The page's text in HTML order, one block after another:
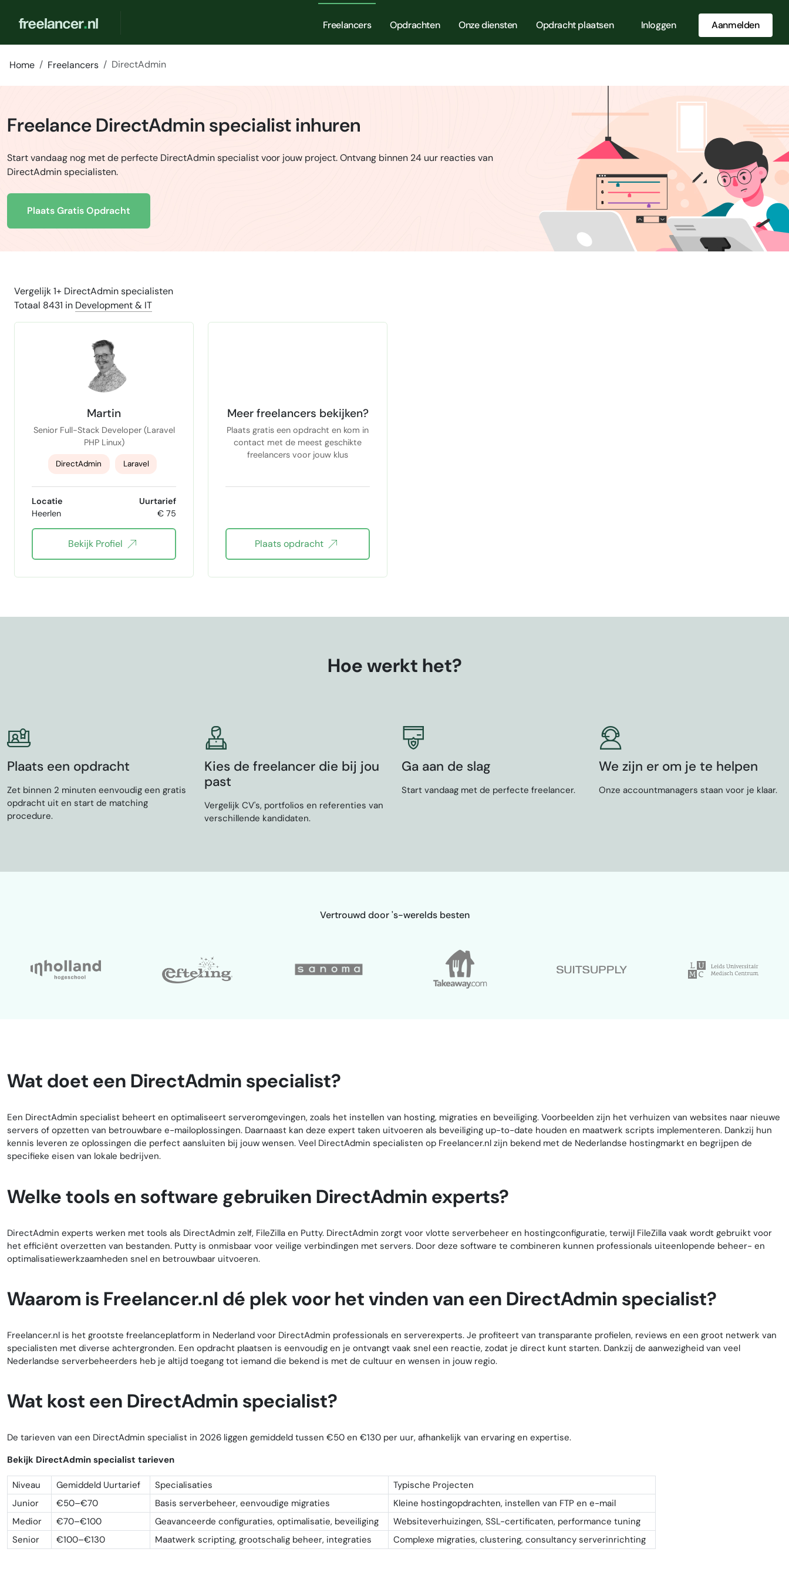
Freelancers Opdrachten Onze diensten Opdracht plaatsen Inloggen Aanmelden
Home Freelancers DirectAdmin
Freelance DirectAdmin specialist inhuren
Start vandaag nog met de perfecte DirectAdmin specialist voor jouw project. Ontvang binnen 24 uur reacties van
DirectAdmin specialisten.
Plaats Gratis Opdracht
Vergelijk 1+ DirectAdmin specialisten
Totaal 8431 in Development & IT
Martin
Senior Full-Stack Developer (Laravel
PHP Linux)
DirectAdmin Laravel
Linux Server Administration
MySQL MariaDB Filament
Locatie
Heerlen
Uurtarief
€ 75
Bekijk Profiel
Meer freelancers bekijken?
Plaats gratis een opdracht en kom in
contact met de meest geschikte
freelancers voor jouw klus
Plaats opdracht
Hoe werkt het?
Plaats een opdracht
Zet binnen 2 minuten eenvoudig een gratis
opdracht uit en start de matching
procedure.
Kies de freelancer die bij jou
past
Vergelijk CV's, portfolios en referenties van
verschillende kandidaten.
Ga aan de slag
Start vandaag met de perfecte freelancer.
We zijn er om je te helpen
Onze accountmanagers staan voor je klaar.
Vertrouwd door 's-werelds besten
Wat doet een DirectAdmin specialist?
Een DirectAdmin specialist beheert en optimaliseert serveromgevingen, zoals het instellen van hosting, migraties en beveiliging. Voorbeelden zijn het verhuizen van websites naar nieuwe
servers of opzetten van betrouwbare e-mailoplossingen. Daarnaast kan deze expert taken uitvoeren als beveiliging up-to-date houden en maatwerk scripts implementeren. Dankzij hun
kennis leveren ze oplossingen die perfect aansluiten bij jouw wensen. Veel DirectAdmin specialisten op Freelancer.nl zijn bekend met de Nederlandse hostingmarkt en begrijpen de
specifieke eisen van lokale bedrijven.
Welke tools en software gebruiken DirectAdmin experts?
DirectAdmin experts werken met tools als DirectAdmin zelf, FileZilla en Putty. DirectAdmin zorgt voor vlotte serverbeheer en hostingconfiguratie, terwijl FileZilla vaak wordt gebruikt voor
het efficiënt overzetten van bestanden. Putty is onmisbaar voor veilige verbindingen met servers. Door deze software te combineren kunnen professionals uiteenlopende beheer- en
optimalisatiewerkzaamheden snel en betrouwbaar uitvoeren.
Waarom is Freelancer.nl dé plek voor het vinden van een DirectAdmin specialist?
Freelancer.nl is het grootste freelanceplatform in Nederland voor DirectAdmin professionals en serverexperts. Je profiteert van transparante profielen, reviews en een groot netwerk van
specialisten met diverse achtergronden. Een opdracht plaatsen is eenvoudig en je ontvangt vaak snel een reactie, zodat je direct kunt starten. Dankzij de aanwezigheid van veel
Nederlandse serverbeheerders heb je altijd toegang tot iemand die bekend is met de cultuur en wensen in jouw regio.
Wat kost een DirectAdmin specialist?
De tarieven van een DirectAdmin specialist in 2026 liggen gemiddeld tussen €50 en €130 per uur, afhankelijk van ervaring en expertise.
Bekijk DirectAdmin specialist tarieven
Niveau Gemiddeld Uurtarief Specialisaties
Typische Projecten
Junior
€50–€70 Basis serverbeheer, eenvoudige migraties
Kleine hostingopdrachten, instellen van FTP en e-mail
Medior
€70–€100 Geavanceerde configuraties, optimalisatie, beveiliging
Websiteverhuizingen, SSL-certificaten, performance tuning
Senior
€100–€130 Maatwerk scripting, grootschalig beheer, integraties Complexe migraties, clustering, consultancy serverinrichting